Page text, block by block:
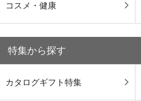
コスメ・健康
特集から探す
カタログギフト特集